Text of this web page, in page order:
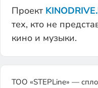
Проект
тех, кто не
кино и музыки.
ТОО «STEPLine» —